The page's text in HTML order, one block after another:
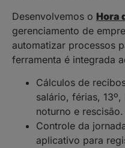
Desenvolvemos o Hora
gerenciamento de
automatizar processos
ferramenta é integrada
Cálculos de
salário, férias,
noturno e rescisão.
Controle da
aplicativo para